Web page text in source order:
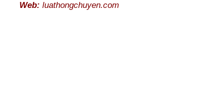
Web: luathongchuyen.com